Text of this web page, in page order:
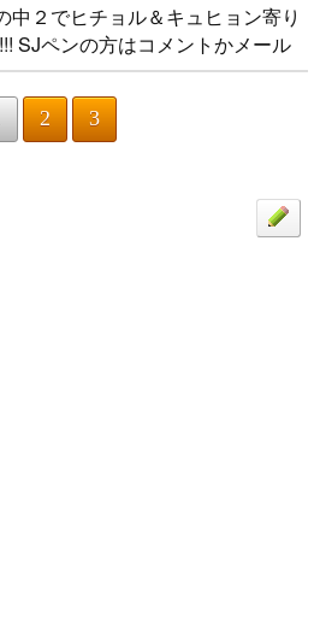
中２でヒチョル＆キュヒョン寄り
SJペンの方はコメントかメール
通できる人大歓迎です♪ 国籍と年
いてくれると嬉しいです!!!..
2 3